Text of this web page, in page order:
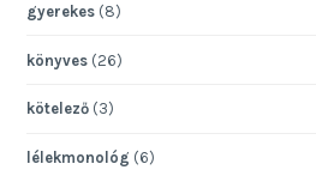
gyerekes (8)
könyves (26)
kötelező (3)
lélekmonológ (6)